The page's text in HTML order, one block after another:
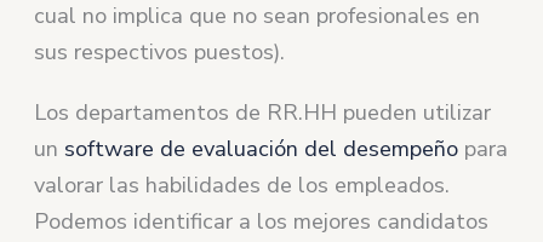
cual no implica que no sean profesionales en
sus respectivos puestos).
Los departamentos de RR.HH pueden utilizar
un software de evaluación del desempeño para
valorar las habilidades de los empleados.
Podemos identificar a los mejores candidatos